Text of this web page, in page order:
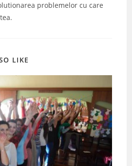
problemelor cu care
LIKE